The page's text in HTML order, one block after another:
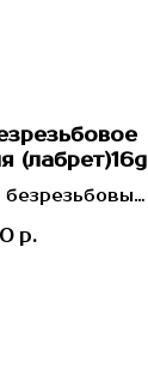
(лабрет)16g
р.